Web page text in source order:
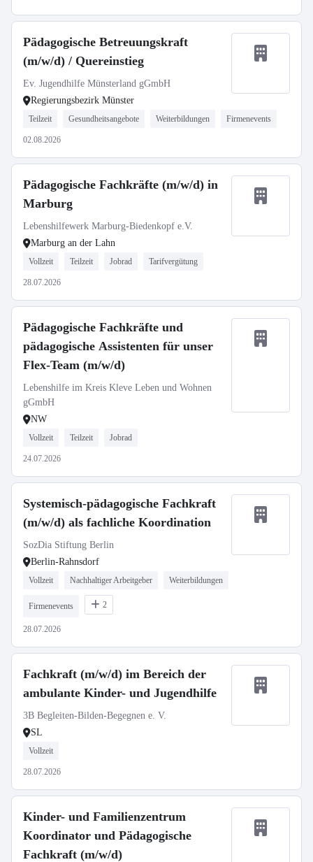
Pädagogische Betreuungskraft
(m/w/d) / Quereinstieg
Ev. Jugendhilfe Münsterland gGmbH
Regierungsbezirk Münster
Teilzeit Gesundheitsangebote Weiterbildungen Firmenevents
02.08.2026
Pädagogische Fachkräfte (m/w/d) in
Marburg
Lebenshilfewerk Marburg-Biedenkopf e.V.
Marburg an der Lahn
Vollzeit Teilzeit Jobrad Tarifvergütung
28.07.2026
Pädagogische Fachkräfte und
pädagogische Assistenten für unser
Flex-Team (m/w/d)
Lebenshilfe im Kreis Kleve Leben und Wohnen
gGmbH
NW
Vollzeit Teilzeit Jobrad
24.07.2026
Systemisch-pädagogische Fachkraft
(m/w/d) als fachliche Koordination
SozDia Stiftung Berlin
Berlin-Rahnsdorf
Vollzeit Nachhaltiger Arbeitgeber Weiterbildungen
Firmenevents 2
28.07.2026
Fachkraft (m/w/d) im Bereich der
ambulante Kinder- und Jugendhilfe
3B Begleiten-Bilden-Begegnen e. V.
SL
Vollzeit
28.07.2026
Kinder- und Familienzentrum
Koordinator und Pädagogische
Fachkraft (m/w/d)